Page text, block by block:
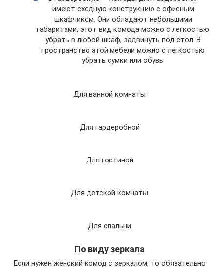
имеют сходную конструкцию с офисным
шкафчиком. Они обладают небольшими
габаритами, этот вид комода можно с легкостью
убрать в любой шкаф, задвинуть под стол. В
пространство этой мебели можно с легкостью
убрать сумки или обувь.
Для ванной комнаты
Для гардеробной
Для гостиной
Для детской комнаты
Для спальни
По виду зеркала
Если нужен женский комод с зеркалом, то обязательно